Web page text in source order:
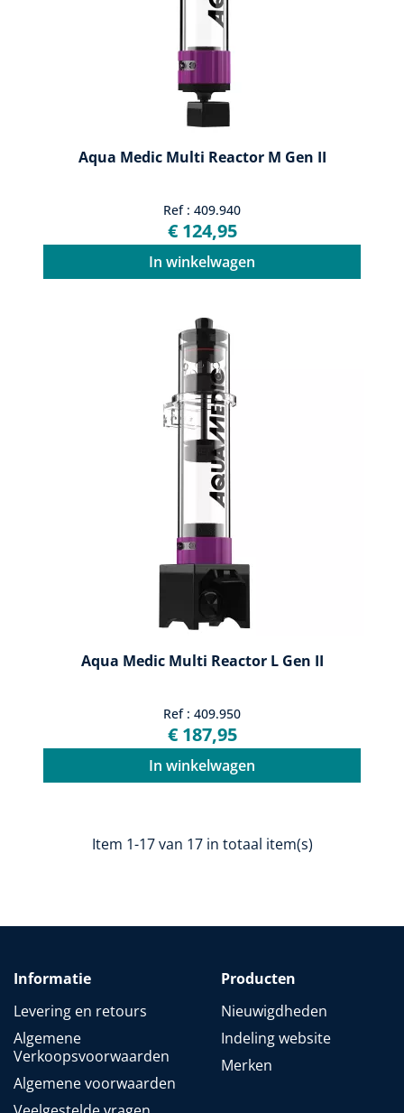
Aqua Medic Multi Reactor M Gen II
Ref : 409.940
€ 124,95
In winkelwagen
Aqua Medic Multi Reactor L Gen II
Ref : 409.950
€ 187,95
In winkelwagen
Item 1-17 van 17 in totaal item(s)
Informatie
Levering en retours
Algemene
Verkoopsvoorwaarden
Algemene voorwaarden
Producten
Nieuwigdheden
Indeling website
Merken